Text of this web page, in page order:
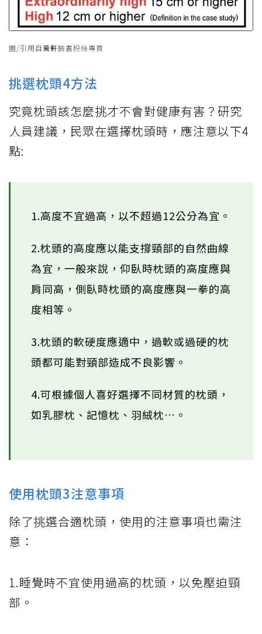
圖/引用自黃軒臉書粉絲專頁
挑選枕頭4方法
究竟枕頭該怎麼挑才不會對健康有害？研究
人員建議，民眾在選擇枕頭時，應注意以下4
點:
1.高度不宜過高，以不超過12公分為宜。
2.枕頭的高度應以能支撐頸部的自然曲線
為宜，一般來說，仰臥時枕頭的高度應與
肩同高，側臥時枕頭的高度應與一拳的高
度相等。
3.枕頭的軟硬度應適中，過軟或過硬的枕
頭都可能對頸部造成不良影響。
4.可根據個人喜好選擇不同材質的枕頭，
如乳膠枕、記憶枕、羽絨枕…。
使用枕頭3注意事項
除了挑選合適枕頭，使用的注意事項也需注
意：
1.睡覺時不宜使用過高的枕頭，以免壓迫頸
部。